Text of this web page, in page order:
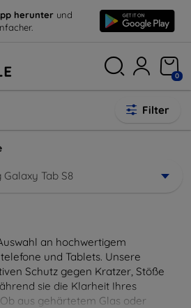
herunter und
0
Filter
Tab S8
an hochwertigem
und Tablets. Unsere
Schutz gegen Kratzer, Stöße
sie die Klarheit Ihres
aus gehärtetem Glas oder